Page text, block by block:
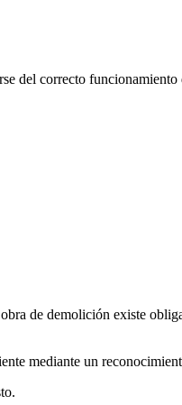
del correcto funcionamiento
de demolición existe
mediante un